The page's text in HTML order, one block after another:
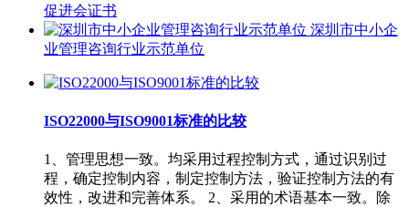
促进会证书
深圳市中小企
业管理咨询行业示范单位
ISO22000与ISO9001标准的比较
1、管理思想一致。均采用过程控制方式，通过识别过
程，确定控制内容，制定控制方法，验证控制方法的有
效性，改进和完善体系。 2、采用的术语基本一致。除